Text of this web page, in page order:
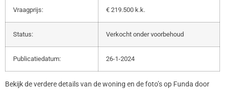
Vraagprijs: € 219.500 k.k.
Status: Verkocht onder voorbehoud
Publicatiedatum: 26-1-2024
Bekijk de verdere details van de woning en de foto’s op Funda door